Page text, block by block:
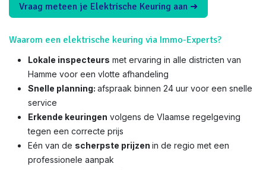
Vraag meteen je Elektrische Keuring aan ➜
Waarom een elektrische keuring via Immo-Experts?
Lokale inspecteurs met ervaring in alle districten van
Hamme voor een vlotte afhandeling
Snelle planning: afspraak binnen 24 uur voor een snelle
service
Erkende keuringen volgens de Vlaamse regelgeving
tegen een correcte prijs
Eén van de scherpste prijzen in de regio met een
professionele aanpak